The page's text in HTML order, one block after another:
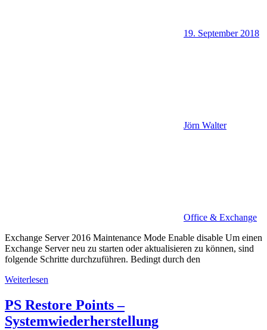
19. September 2018
Jörn Walter
Office & Exchange
Exchange Server 2016 Maintenance Mode Enable disable Um einen
Exchange Server neu zu starten oder aktualisieren zu können, sind
folgende Schritte durchzuführen. Bedingt durch den
Weiterlesen
PS Restore Points –
Systemwiederherstellung